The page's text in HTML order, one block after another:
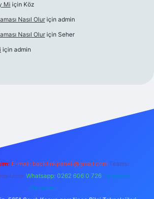
Mi için Köz
Nasıl Oluriçin admin
Nasıl Oluriçin Seher
için admin
E-mail: backlinkpaneli@gmail.com Teams:
Whatsapp: 0262 606 0 726 Telegram:
@karabul